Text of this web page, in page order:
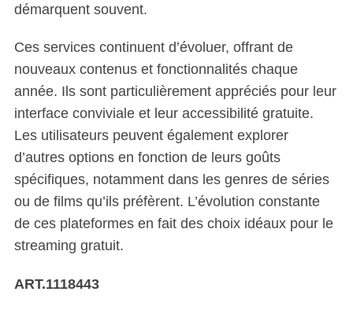
démarquent souvent.
Ces services continuent d’évoluer, offrant de
nouveaux contenus et fonctionnalités chaque
année. Ils sont particulièrement appréciés pour leur
interface conviviale et leur accessibilité gratuite.
Les utilisateurs peuvent également explorer
d’autres options en fonction de leurs goûts
spécifiques, notamment dans les genres de séries
ou de films qu’ils préfèrent. L’évolution constante
de ces plateformes en fait des choix idéaux pour le
streaming gratuit.
ART.1118443